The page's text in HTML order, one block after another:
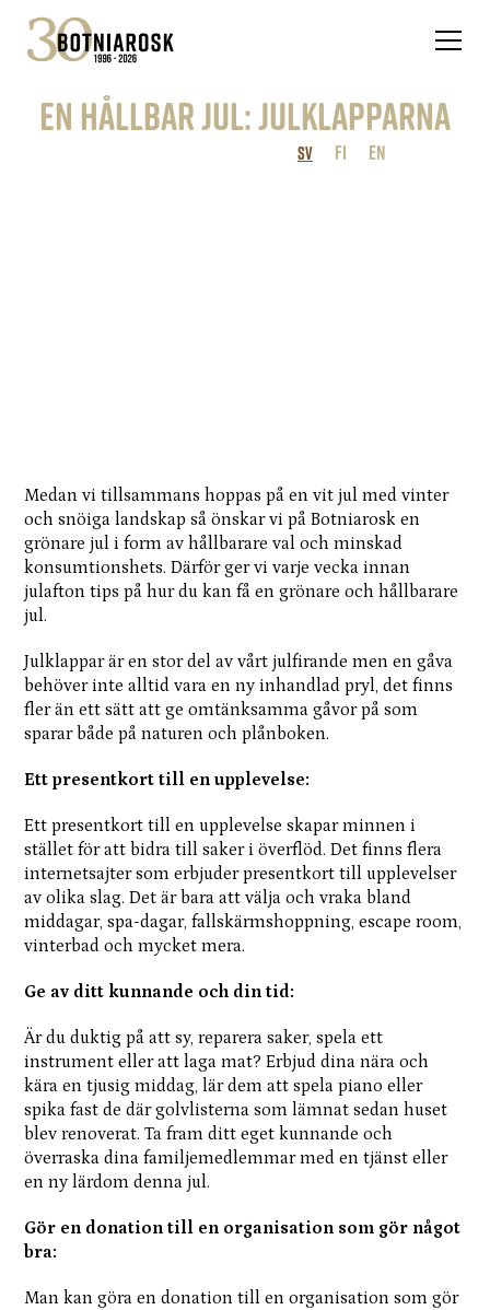
En hållbar jul: julklapparna
Medan vi tillsammans hoppas på en vit jul med vinter
och snöiga landskap så önskar vi på Botniarosk en
grönare jul i form av hållbarare val och minskad
konsumtionshets. Därför ger vi varje vecka innan
julafton tips på hur du kan få en grönare och hållbarare
jul.
Julklappar är en stor del av vårt julfirande men en gåva
behöver inte alltid vara en ny inhandlad pryl, det finns
fler än ett sätt att ge omtänksamma gåvor på som
sparar både på naturen och plånboken.
Ett presentkort till en upplevelse:
Ett presentkort till en upplevelse skapar minnen i
stället för att bidra till saker i överflöd. Det finns flera
internetsajter som erbjuder presentkort till upplevelser
av olika slag. Det är bara att välja och vraka bland
middagar, spa-dagar, fallskärmshoppning, escape room,
vinterbad och mycket mera.
Ge av ditt kunnande och din tid:
Är du duktig på att sy, reparera saker, spela ett
instrument eller att laga mat? Erbjud dina nära och
kära en tjusig middag, lär dem att spela piano eller
spika fast de där golvlisterna som lämnat sedan huset
blev renoverat. Ta fram ditt eget kunnande och
överraska dina familjemedlemmar med en tjänst eller
en ny lärdom denna jul.
Gör en donation till en organisation som gör något
bra:
Man kan göra en donation till en organisation som gör
SV FI EN